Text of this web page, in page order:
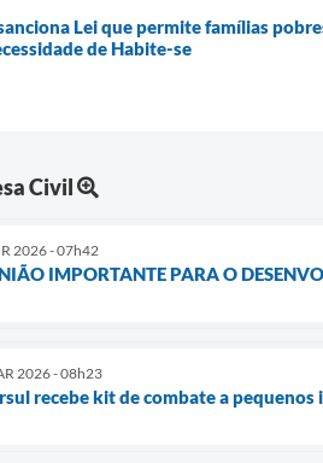
Lei que permite famílias
de Habite-se
Civil
2026 - 07h42
IMPORTANTE PARA O
2026 - 08h23
recebe kit de combate a pequenos